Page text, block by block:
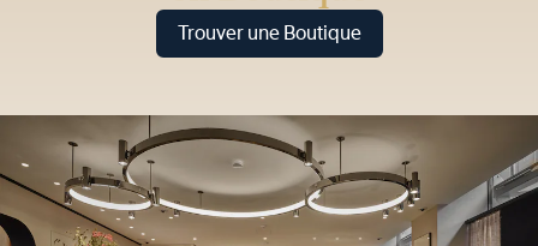
Trouver une Boutique